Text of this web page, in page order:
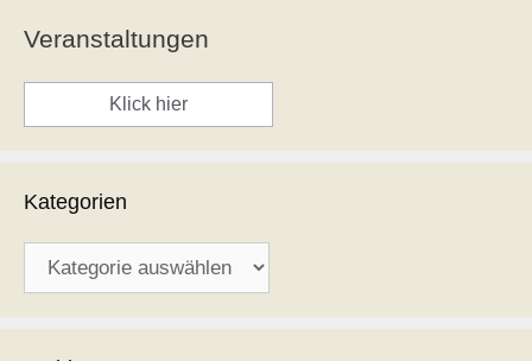
Veranstaltungen
Klick hier
Kategorien